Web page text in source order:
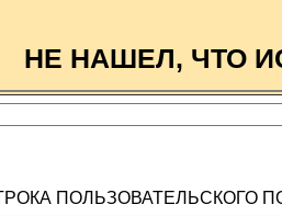
НЕ НАШЕЛ, ЧТО
ПОЛЬЗОВАТЕЛЬСКОГО